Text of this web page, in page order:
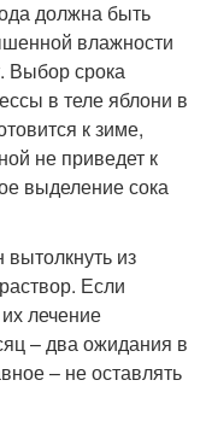
должна быть
влажности
Выбор срока
в теле яблони в
к зиме,
не приведет к
выделение сока
из
Если
лечение
– два ожидания в
– не оставлять